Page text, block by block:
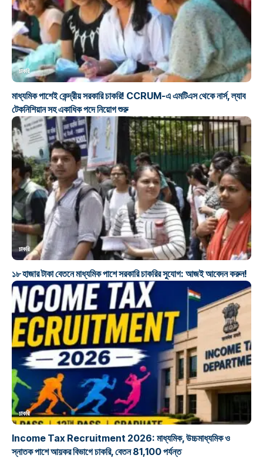
চাকরি
মাধ্যমিক পাশেই কেন্দ্রীয় সরকারি চাকরি! CCRUM-এ এমটিএস থেকে নার্স, ল্যাব
টেকনিশিয়ান সহ একাধিক পদে নিয়োগ শুরু
চাকরি
১৮ হাজার টাকা বেতনে মাধ্যমিক পাশে সরকারি চাকরির সুযোগ: আজই আবেদন করুন!
চাকরি
Income Tax Recruitment 2026: মাধ্যমিক, উচ্চমাধ্যমিক ও
স্নাতক পাশে আয়কর বিভাগে চাকরি, বেতন 81,100 পর্যন্ত